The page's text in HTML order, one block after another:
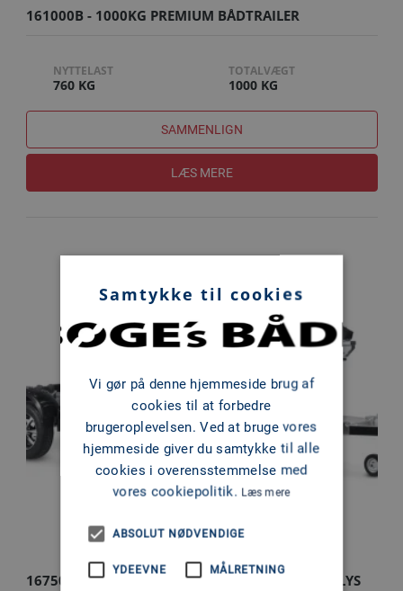
161000B - 1000KG PREMIUM BÅDTRAILER
NYTTELAST
760 KG
TOTALVÆGT
1000 KG
SAMMENLIGN
LÆS MERE
16750UB X - 750KG X-LINE BÅDTRAILER M/ LED LYS
Samtykke til cookies
Vi gør på denne hjemmeside brug af
cookies til at forbedre
brugeroplevelsen. Ved at bruge vores
hjemmeside giver du samtykke til alle
cookies i overensstemmelse med
vores cookiepolitik. Læs mere
ABSOLUT NØDVENDIGE
YDEEVNE MÅLRETNING